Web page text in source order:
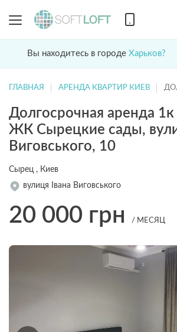
Вы находитесь в городе Харьков?
ГЛАВНАЯ АРЕНДА КВАРТИР КИЕВ
Долгосрочная аренда
ЖК Сырецкие сады,
Виговського, 10
Сырец , Киев
вулиця Івана Виговського
20 000 грн / МЕСЯЦ